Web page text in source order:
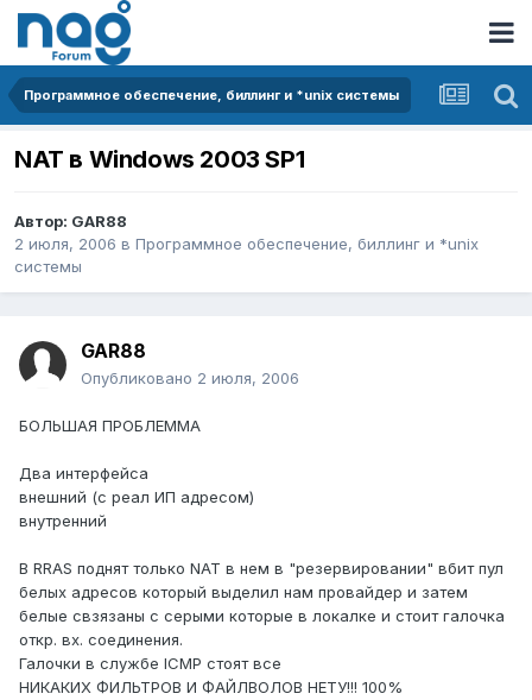
Программное обеспечение, биллинг и *unix системы
NAT в Windows 2003 SP1
Автор: GAR88
2 июля, 2006 в Программное обеспечение, биллинг и *unix
системы
GAR88
Опубликовано 2 июля, 2006
БОЛЬШАЯ ПРОБЛЕММА
Два интерфейса
внешний (с реал ИП адресом)
внутренний
В RRAS поднят только NAT в нем в "резервировании" вбит пул
белых адресов который выделил нам провайдер и затем
белые свзязаны с серыми которые в локалке и стоит галочка
откр. вх. соединения.
Галочки в службе ICMP стоят все
НИКАКИХ ФИЛЬТРОВ И ФАЙЛВОЛОВ НЕТУ!!! 100%